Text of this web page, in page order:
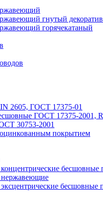
гнутый
горячекатаный
2605, ГОСТ 17375-01
ГОСТ 17375-2001,
30753-2001
покрытием
бесшовные
бесшовные